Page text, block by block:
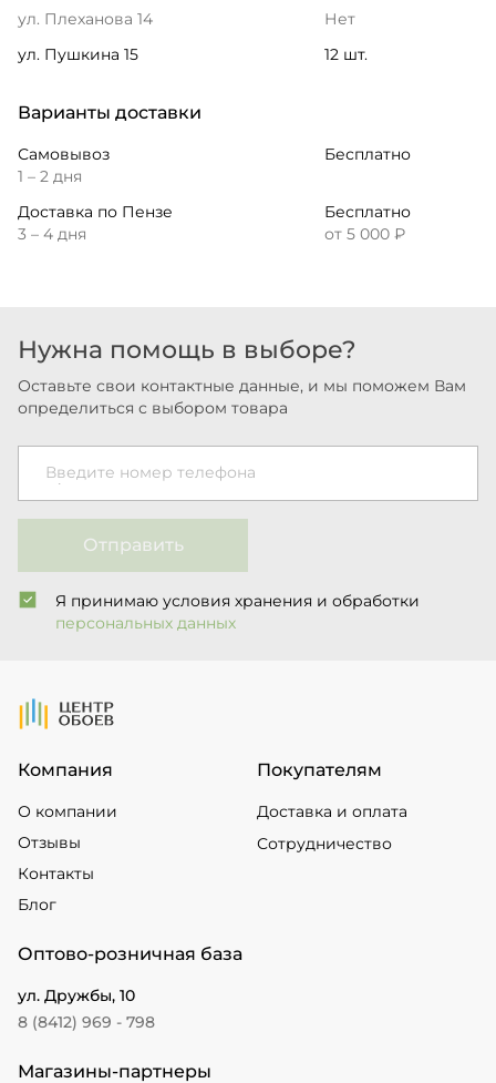
ул. Плеханова 14
Нет
ул. Пушкина 15
12 шт.
Варианты доставки
Самовывоз
1 – 2 дня
Бесплатно
Доставка по Пензе
3 – 4 дня
Бесплатно
от 5 000 ₽
Нужна помощь в выборе?
Оставьте свои контактные данные, и мы поможем Вам
определиться с выбором товара
Введите номер телефона
Отправить
Я принимаю условия хранения и обработки
персональных данных
На Главную
Компания
О компании
Отзывы
Контакты
Блог
Покупателям
Доставка и оплата
Сотрудничество
Оптово-розничная база
ул. Дружбы, 10
8 (8412) 969 - 798
Магазины-партнеры